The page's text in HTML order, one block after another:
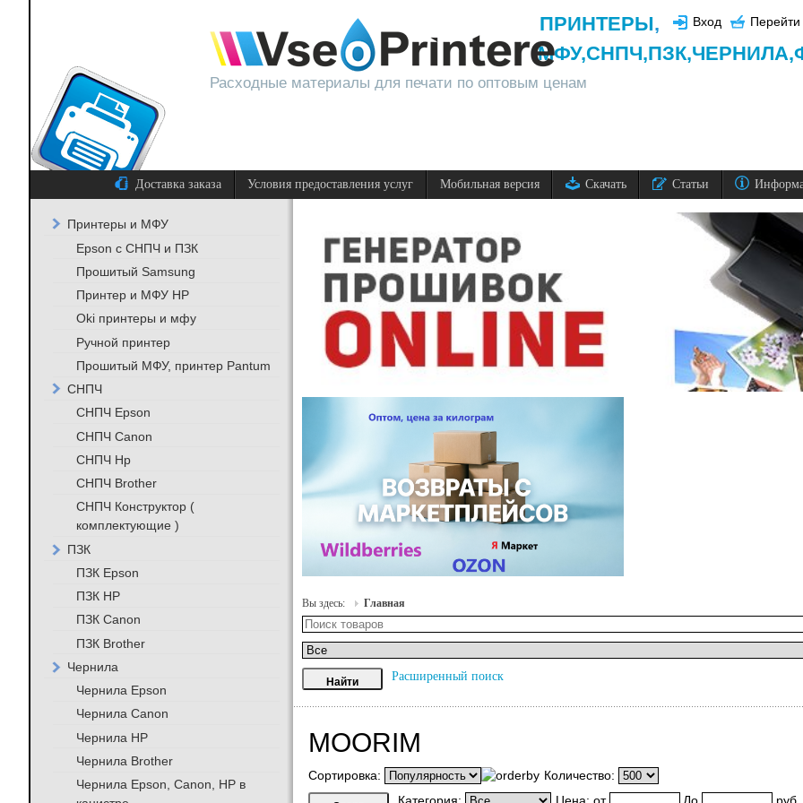
Расходные материалы для печати по оптовым ценам
Вход Перейти
ПРИНТЕРЫ,
МФУ,СНПЧ,ПЗК,ЧЕРНИЛА,
Доставка заказа Условия предоставления услуг Мобильная версия Скачать Статьи
Вы здесь: Главная
Расширенный поиск
MOORIM
Сортировка:
Количество:
Принтеры и МФУ
Epson с СНПЧ и ПЗК
Прошитый Samsung
Принтер и МФУ HP
Oki принтеры и мфу
Ручной принтер
Прошитый МФУ, принтер Pantum
СНПЧ
СНПЧ Epson
СНПЧ Canon
СНПЧ Hp
СНПЧ Brother
СНПЧ Конструктор (
комплектующие )
ПЗК
ПЗК Epson
ПЗК HP
ПЗК Canon
ПЗК Brother
Чернила
Чернила Epson
Чернила Canon
Чернила HP
Чернила Brother
Чернила Epson, Canon, HP в